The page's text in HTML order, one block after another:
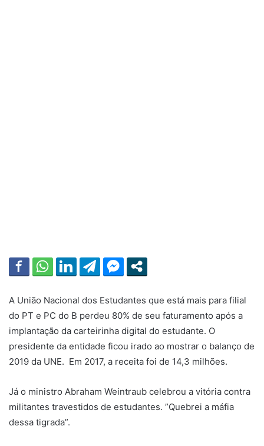
A União Nacional dos Estudantes que está mais para filial
do PT e PC do B perdeu 80% de seu faturamento após a
implantação da carteirinha digital do estudante. O
presidente da entidade ficou irado ao mostrar o balanço de
2019 da UNE. Em 2017, a receita foi de 14,3 milhões.
Já o ministro Abraham Weintraub celebrou a vitória contra
militantes travestidos de estudantes. ”Quebrei a máfia
dessa tigrada”.